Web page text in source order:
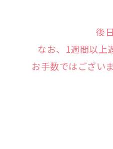
後
なお、1週間以上
お手数ではござい